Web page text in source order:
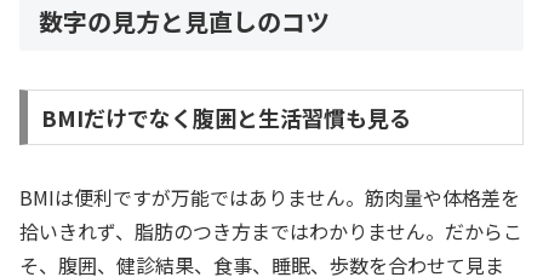
数字の見方と見直しのコツ
BMIだけでなく腹囲と生活習慣も見る
BMIは便利ですが万能ではありません。筋肉量や体格差を
拾いきれず、脂肪のつき方まではわかりません。だからこ
そ、腹囲、健診結果、食事、睡眠、歩数を合わせて見ま